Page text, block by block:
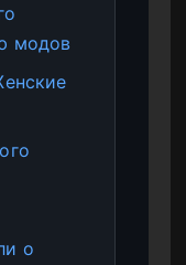
модов
о